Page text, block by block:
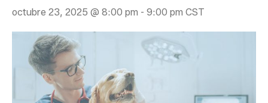
octubre 23, 2025 @ 8:00 pm - 9:00 pm CST